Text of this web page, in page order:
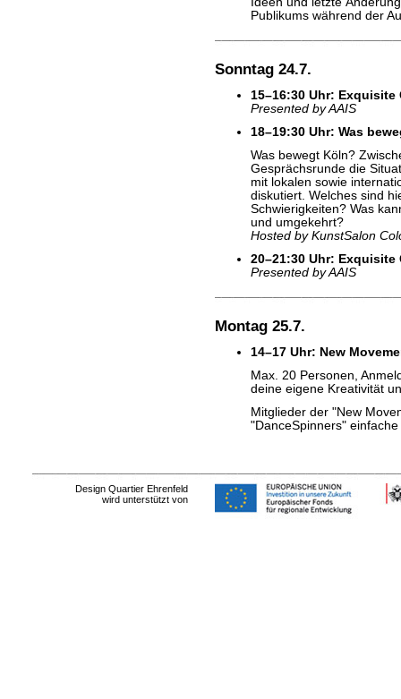
Publikums während der
Sonntag 24.7.
15–16:30 Uhr: Exquisite
Presented by AAIS
18–19:30 Uhr: Was
Was bewegt Köln?
Gesprächsrunde die
mit lokalen sowie
diskutiert. Welches sind
Schwierigkeiten? Was
und umgekehrt?
Hosted by KunstSalon
20–21:30 Uhr: Exquisite
Presented by AAIS
Montag 25.7.
14–17 Uhr: New
Max. 20 Personen,
deine eigene Kreativität
Mitglieder der "New
"DanceSpinners"
Design Quartier Ehrenfeld
wird unterstützt von